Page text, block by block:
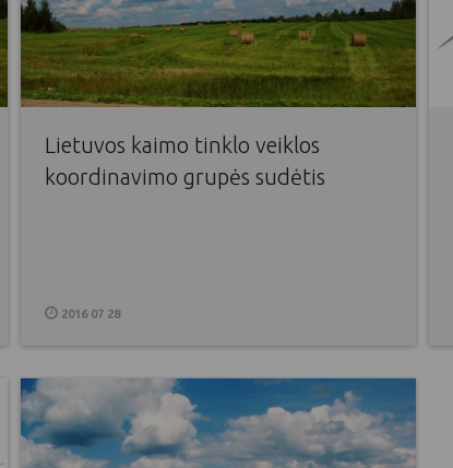
Lietuvos kaimo tinklo veiklos
koordinavimo grupės sudėtis
2016 07 28